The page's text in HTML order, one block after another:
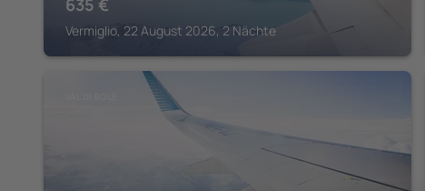
635 €
Vermiglio, 22 August 2026, 2 Nächte